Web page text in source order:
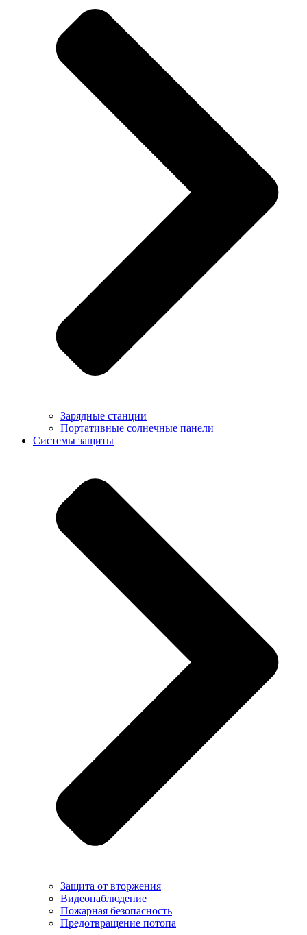
Зарядные станции
Портативные солнечные панели
Системы защиты
Защита от вторжения
Видеонаблюдение
Пожарная безопасность
Предотвращение потопа